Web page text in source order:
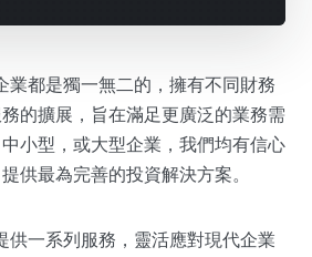
業都是獨一無二的，擁有不同財務
的擴展，旨在滿足更廣泛的業務需
小型，或大型企業，我們均有信心
供最為完善的投資解決方案。
供一系列服務，靈活應對現代企業